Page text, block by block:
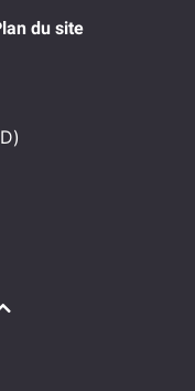
du site